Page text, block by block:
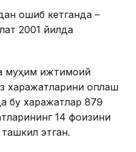
ошиб кетганда –
2001 йилда
муҳим ижтимоий
харажатларини қоплаш
бу харажатлар 879
14 фоизини
этган.